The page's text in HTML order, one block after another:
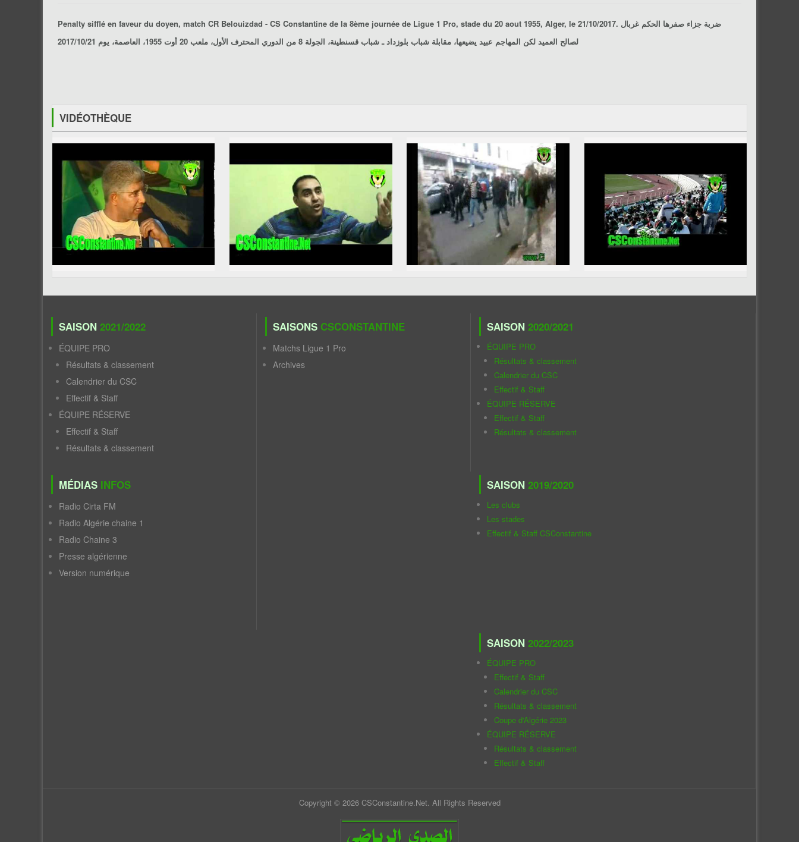
Penalty sifflé en faveur du doyen, match CR Belouizdad - CS Constantine de la 8ème journée de Ligue 1 Pro, stade du 20 aout 1955, Alger, le 21/10/2017. ضربة جزاء صفرها الحكم غربال
لصالح العميد لكن المهاجم عبيد يضيعها، مقابلة شباب بلوزداد ـ شباب قسنطينة، الجولة 8 من الدوري المحترف الأول، ملعب 20 أوت 1955، العاصمة، يوم 2017/10/21
VIDÉOTHÈQUE
SAISON 2021/2022
ÉQUIPE PRO
Résultats & classement
Calendrier du CSC
Effectif & Staff
ÉQUIPE RÉSERVE
Effectif & Staff
Résultats & classement
MÉDIAS INFOS
Radio Cirta FM
Radio Algérie chaine 1
Radio Chaine 3
Presse algérienne
Version numérique
SAISONS CSCONSTANTINE
Matchs Ligue 1 Pro
Archives
SAISON 2020/2021
ÉQUIPE PRO
Résultats & classement
Calendrier du CSC
Effectif & Staff
ÉQUIPE RÉSERVE
Effectif & Staff
Résultats & classement
SAISON 2019/2020
Les clubs
Les stades
Effectif & Staff CSConstantine
SAISON 2022/2023
ÉQUIPE PRO
Effectif & Staff
Calendrier du CSC
Résultats & classement
Coupe d'Algérie 2023
ÉQUIPE RÉSERVE
Résultats & classement
Effectif & Staff
Copyright © 2026 CSConstantine.Net. All Rights Reserved